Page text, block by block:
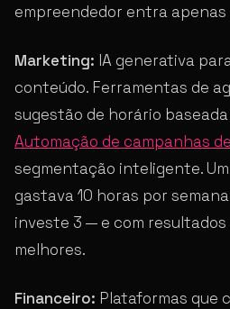
empreendedor entra apenas
Marketing: IA generativa
conteúdo. Ferramentas de
sugestão de horário baseada
Automação de campanhas
segmentação inteligente.
gastava 10 horas por
investe 3 — e com
melhores.
Financeiro: Plataformas que